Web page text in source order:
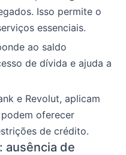
Isso permite o
essenciais.
ao saldo
de dívida e ajuda a
e Revolut, aplicam
oferecer
de crédito.
ausência de